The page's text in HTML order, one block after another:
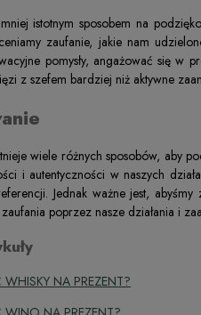
istotnym sposobem na
zaufanie, jakie nam
pomysły, angażować się w
z szefem bardziej niż aktywne
wiele różnych sposobów, aby
i autentyczności w naszych
Jednak ważne jest,
poprzez nasze działania i
WHISKY NA PREZENT?